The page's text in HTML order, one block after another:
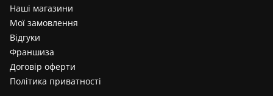
Наші магазини
Мої замовлення
Відгуки
Франшиза
Договір оферти
Політика приватності